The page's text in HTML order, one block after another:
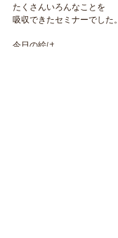
たくさんいろんなことを
吸収できたセミナーでした。
今日の絵は